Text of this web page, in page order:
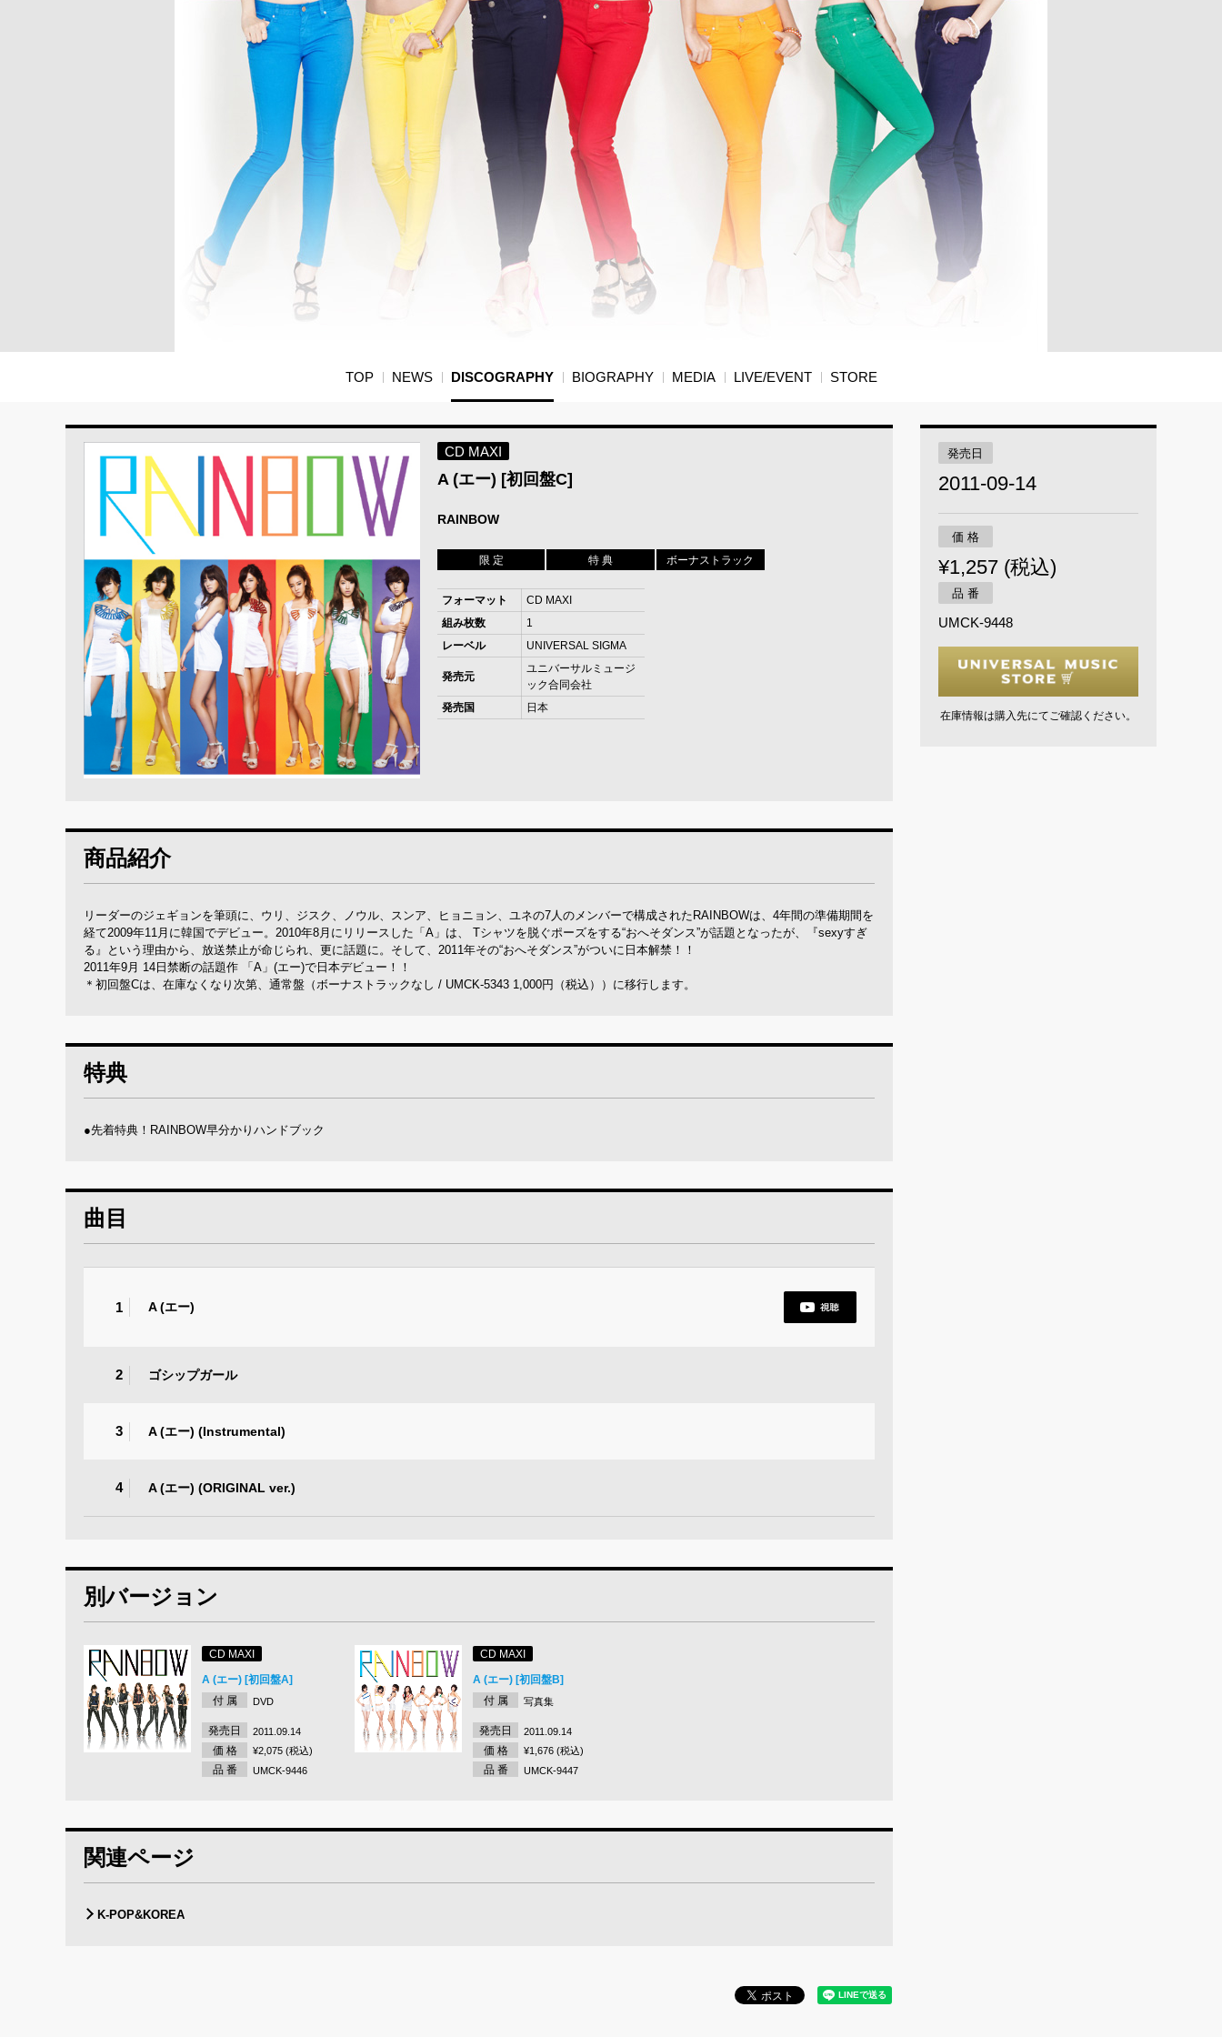
TOP NEWS DISCOGRAPHY BIOGRAPHY MEDIA LIVE/EVENT STORE
CD MAXI
A (エー) [初回盤C]
RAINBOW
限 定 特 典 ボーナストラック
フォーマット
CD MAXI
組み枚数
1
レーベル
UNIVERSAL SIGMA
発売元
ユニバーサルミュージ
ック合同会社
発売国
日本
商品紹介
リーダーのジェギョンを筆頭に、ウリ、ジスク、ノウル、スンア、ヒョニョン、ユネの7人のメンバーで構成されたRAINBOWは、4年間の準備期間を
経て2009年11月に韓国でデビュー。2010年8月にリリースした「A」は、 Tシャツを脱ぐポーズをする“おへそダンス”が話題となったが、『sexyすぎ
る』という理由から、放送禁止が命じられ、更に話題に。そして、2011年その“おへそダンス”がついに日本解禁！！
2011年9月 14日禁断の話題作 「A」(エー)で日本デビュー！！
＊初回盤Cは、在庫なくなり次第、通常盤（ボーナストラックなし / UMCK-5343 1,000円（税込））に移行します。
特典
●先着特典！RAINBOW早分かりハンドブック
曲目
1 A (エー)
2 ゴシップガール
3 A (エー) (Instrumental)
4 A (エー) (ORIGINAL ver.)
別バージョン
CD MAXI
A (エー) [初回盤A]
付 属
DVD
発売日 2011.09.14
価 格 ¥2,075 (税込)
品 番 UMCK-9446
CD MAXI
A (エー) [初回盤B]
付 属
写真集
発売日 2011.09.14
価 格 ¥1,676 (税込)
品 番 UMCK-9447
関連ページ
K-POP&KOREA
発売日
2011-09-14
価 格
¥1,257 (税込)
品 番
UMCK-9448
在庫情報は購入先にてご確認ください。